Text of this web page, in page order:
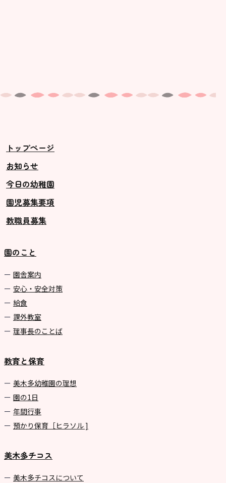
トップページ
お知らせ
今日の幼稚園
園児募集要項
教職員募集
園のこと
園舎案内
安心・安全対策
給食
課外教室
理事長のことば
教育と保育
美⽊多幼稚園の理想
園の1⽇
年間⾏事
預かり保育［ヒラソル ]
美木多チコス
美⽊多チコスについて